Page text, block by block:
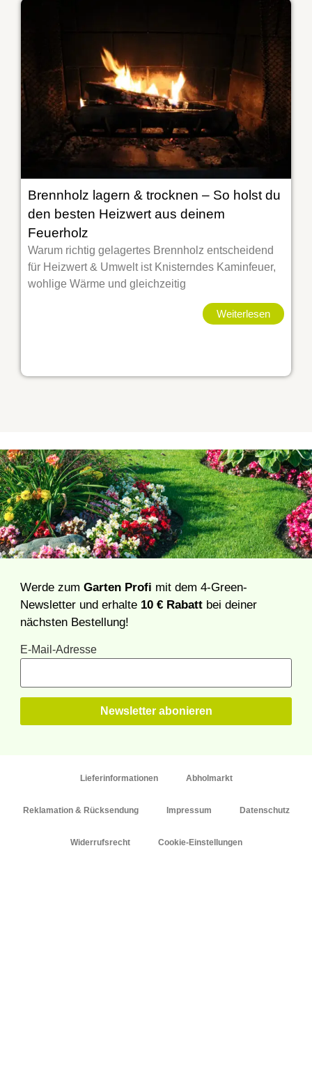
Brennholz lagern & trocknen – So holst du
den besten Heizwert aus deinem
Feuerholz
Warum richtig gelagertes Brennholz entscheidend
für Heizwert & Umwelt ist Knisterndes Kaminfeuer,
wohlige Wärme und gleichzeitig
Weiterlesen
Werde zum Garten Profi mit dem 4-Green-
Newsletter und erhalte 10 € Rabatt bei deiner
nächsten Bestellung!
E-Mail-Adresse
Lieferinformationen Abholmarkt
Reklamation & Rücksendung Impressum Datenschutz
Widerrufsrecht Cookie-Einstellungen